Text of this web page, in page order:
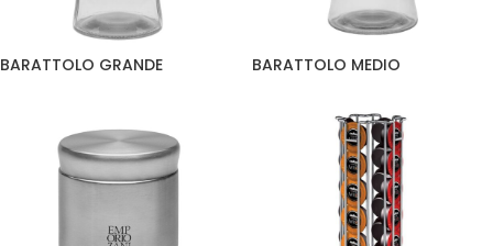
BARATTOLO GRANDE BARATTOLO MEDIO